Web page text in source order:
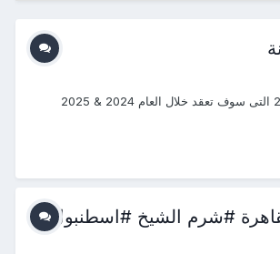
#دورات_2024_2025 #منتجع_التدريب_الدولى #ITR_Center بسم الله الرحمن الرحيم يتشرف منتجع التدريب الدولي ITR بتقديم دورات فى الهندسة المدنية وأعمال البناء 2024 التى سوف تعقد خلال العام 2024 & 2025
#شرم الشيخ #اسطنبول